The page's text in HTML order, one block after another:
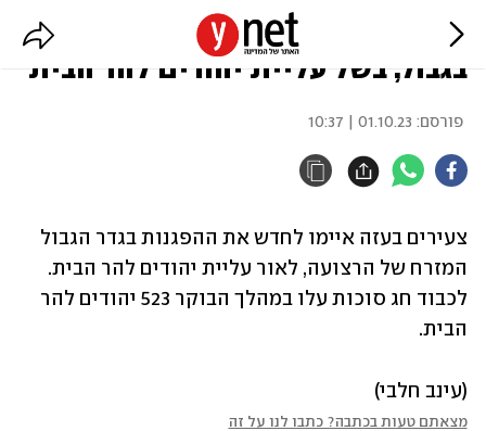
בעזה מאיימים לחדש את ההפגנות
בגבול, בשל עליית יהודים להר הבית
פורסם: 01.10.23 | 10:37
הבית.
(עינב חלבי)
מצאתם טעות בכתבה? כתבו לנו על זה